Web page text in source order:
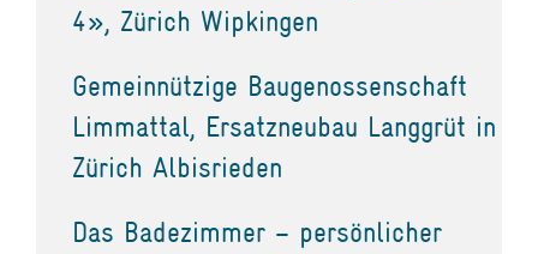
4», Zürich Wipkingen
Gemeinnützige Baugenossenschaft
Limmattal, Ersatzneubau Langgrüt in
Zürich Albisrieden
Das Badezimmer – persönlicher